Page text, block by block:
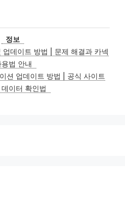
카
테
고
리
정보
업데이트 방법 | 문제 해결과 카넥
용법 안내
션 업데이트 방법 | 공식 사이트
이터 확인법